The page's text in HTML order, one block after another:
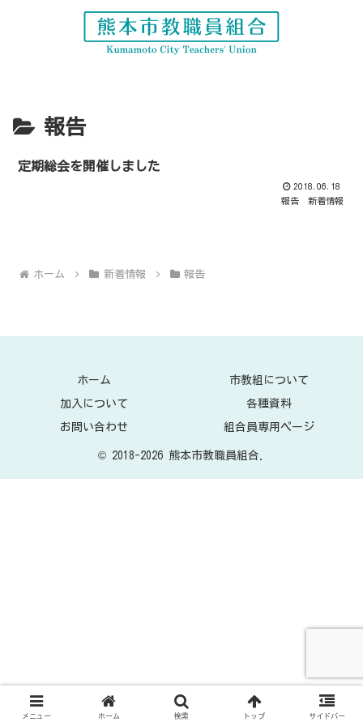
報告
定期総会を開催しました
2018.06.18
報告
新着情報
ホーム 新着情報 報告
ホーム 市教組について
加入について 各種資料
お問い合わせ 組合員専用ページ
© 2018-2026 熊本市教職員組合.
メニュー ホーム 検索 トップ サイドバー